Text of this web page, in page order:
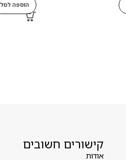
הוספה לסל
קישורים חשובים
אודות